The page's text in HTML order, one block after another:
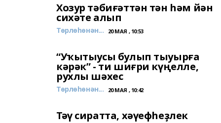
Хозур тәбиғәттән тән һәм йән
сихәте алып
Төрлөһөнән... 20 МАЯ , 10:53
“Уҡытыусы булып тыуырға
кәрәк” - ти шиғри күңелле,
рухлы шәхес
Төрлөһөнән... 20 МАЯ , 10:42
Тәү сиратта, хәүефһеҙлек